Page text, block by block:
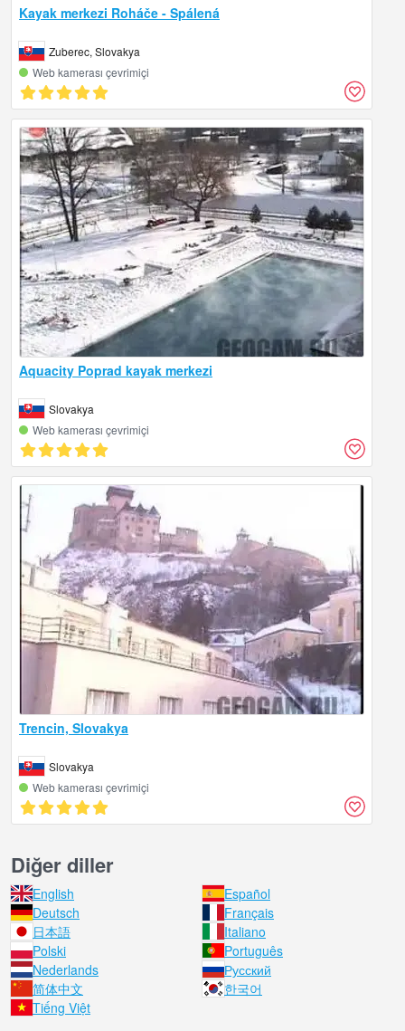
Kayak merkezi Roháče - Spálená
Zuberec, Slovakya
Web kamerası çevrimiçi
Aquacity Poprad kayak merkezi
Slovakya
Web kamerası çevrimiçi
Trencin, Slovakya
Slovakya
Web kamerası çevrimiçi
Diğer diller
English
Español
Deutsch
Français
日本語
Italiano
Polski
Português
Nederlands
Русский
简体中文
한국어
Tiếng Việt